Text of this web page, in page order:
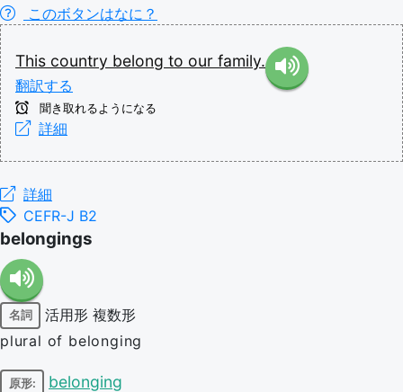
このボタンはなに？
This country belong to our family.
翻訳する
聞き取れるようになる
詳細
詳細
CEFR-J B2
belongings
名詞 活用形 複数形
plural of belonging
原形: belonging